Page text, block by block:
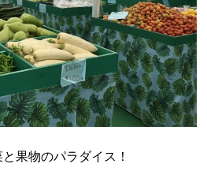
果物のパラダイス！